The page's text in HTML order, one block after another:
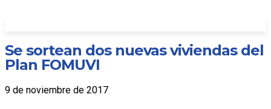
Se sortean dos nuevas viviendas del
Plan FOMUVI
9 de noviembre de 2017